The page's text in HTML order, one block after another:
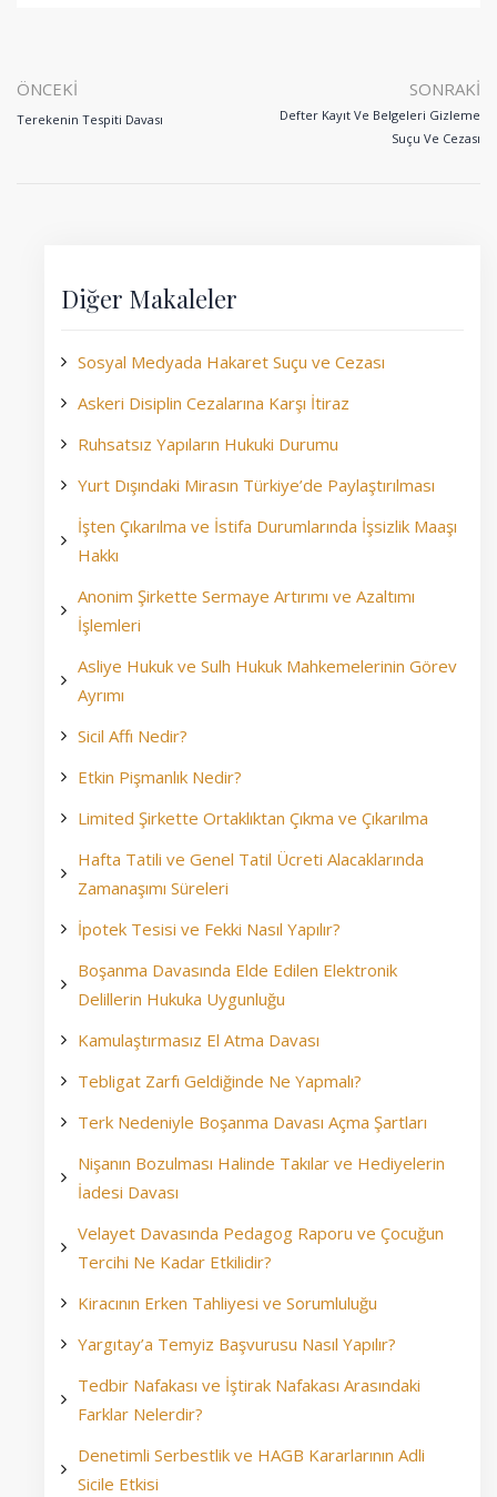
Diğer Makaleler
Sosyal Medyada Hakaret Suçu ve Cezası
Askeri Disiplin Cezalarına Karşı İtiraz
Ruhsatsız Yapıların Hukuki Durumu
Yurt Dışındaki Mirasın Türkiye’de Paylaştırılması
İşten Çıkarılma ve İstifa Durumlarında İşsizlik Maaşı
Hakkı
Anonim Şirkette Sermaye Artırımı ve Azaltımı
İşlemleri
Asliye Hukuk ve Sulh Hukuk Mahkemelerinin Görev
Ayrımı
Sicil Affı Nedir?
Etkin Pişmanlık Nedir?
Limited Şirkette Ortaklıktan Çıkma ve Çıkarılma
Hafta Tatili ve Genel Tatil Ücreti Alacaklarında
Zamanaşımı Süreleri
İpotek Tesisi ve Fekki Nasıl Yapılır?
Boşanma Davasında Elde Edilen Elektronik
Delillerin Hukuka Uygunluğu
Kamulaştırmasız El Atma Davası
Tebligat Zarfı Geldiğinde Ne Yapmalı?
Terk Nedeniyle Boşanma Davası Açma Şartları
Nişanın Bozulması Halinde Takılar ve Hediyelerin
İadesi Davası
Velayet Davasında Pedagog Raporu ve Çocuğun
Tercihi Ne Kadar Etkilidir?
Kiracının Erken Tahliyesi ve Sorumluluğu
Yargıtay’a Temyiz Başvurusu Nasıl Yapılır?
Tedbir Nafakası ve İştirak Nafakası Arasındaki
Farklar Nelerdir?
Denetimli Serbestlik ve HAGB Kararlarının Adli
Sicile Etkisi
ÖNCEKI
Terekenin Tespiti Davası
SONRAKI
Defter Kayıt Ve Belgeleri Gizleme
Suçu Ve Cezası